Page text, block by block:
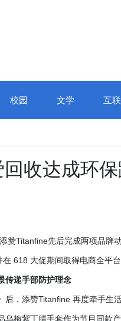
校园 文学 互
收达成环
赞Titanfine先后完成两项品牌
在 618 大促期间取得电商全平
传递手部防护理念
后，添赞Titanfine 再度牵手生
梅紫丁腈手套作为节目同款